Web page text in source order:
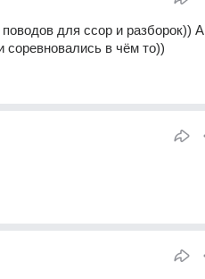
для ссор и разборок)) А
соревновались в чём то))